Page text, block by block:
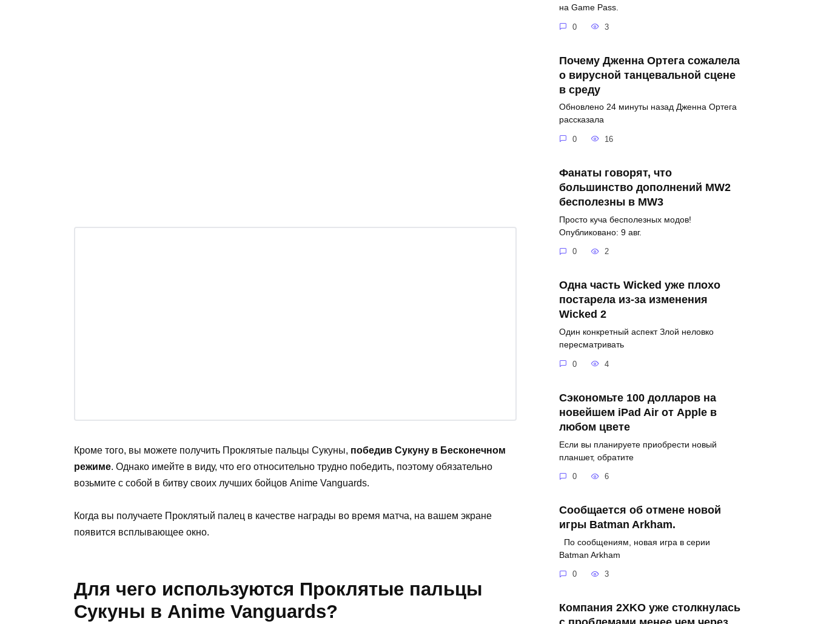
Кроме того, вы можете получить Проклятые пальцы Сукуны, победив Сукуну в Бесконечном
режиме. Однако имейте в виду, что его относительно трудно победить, поэтому обязательно
возьмите с собой в битву своих лучших бойцов Anime Vanguards.
Когда вы получаете Проклятый палец в качестве награды во время матча, на вашем экране
появится всплывающее окно.
Для чего используются Проклятые пальцы
Сукуны в Anime Vanguards?
на Game Pass.
0 3
Почему Дженна Ортега сожалела
о вирусной танцевальной сцене
в среду
Обновлено 24 минуты назад Дженна Ортега
рассказала
0 16
Фанаты говорят, что
большинство дополнений MW2
бесполезны в MW3
Просто куча бесполезных модов!
Опубликовано: 9 авг.
0 2
Одна часть Wicked уже плохо
постарела из-за изменения
Wicked 2
Один конкретный аспект Злой неловко
пересматривать
0 4
Сэкономьте 100 долларов на
новейшем iPad Air от Apple в
любом цвете
Если вы планируете приобрести новый
планшет, обратите
0 6
Сообщается об отмене новой
игры Batman Arkham.
По сообщениям, новая игра в серии
Batman Arkham
0 3
Компания 2XKO уже столкнулась